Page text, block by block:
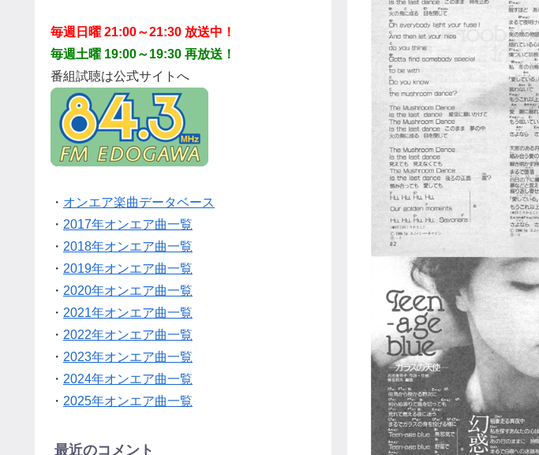
毎週日曜 21:00～21:30 放送中！
毎週土曜 19:00～19:30 再放送！
番組試聴は公式サイトへ
・ オンエア楽曲データベース
・ 2017年オンエア曲一覧
・ 2018年オンエア曲一覧
・ 2019年オンエア曲一覧
・ 2020年オンエア曲一覧
・ 2021年オンエア曲一覧
・ 2022年オンエア曲一覧
・ 2023年オンエア曲一覧
・ 2024年オンエア曲一覧
・ 2025年オンエア曲一覧
最近のコメント